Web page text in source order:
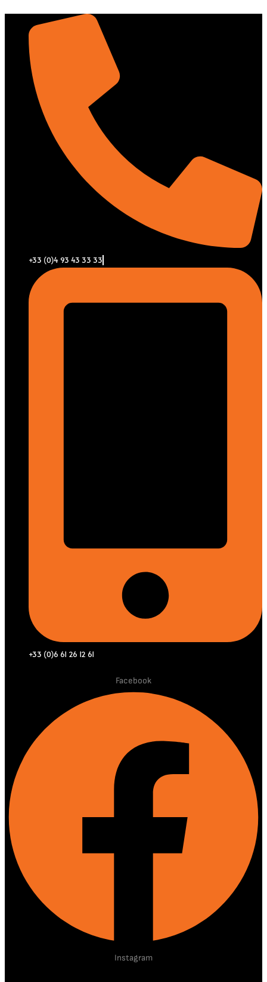
contenu
+33 (0)4 93 43 33 33
+33 (0)6 61 26 12 61
Facebook
Instagram